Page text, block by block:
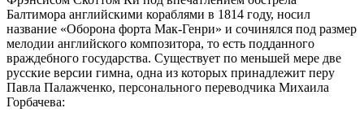
Балтимора английскими кораблями в 1814 году, носил
название «Оборона форта Мак-Генри» и сочинялся под размер
мелодии английского композитора, то есть подданного
враждебного государства. Существует по меньшей мере две
русские версии гимна, одна из которых принадлежит перу
Павла Палажченко, персонального переводчика Михаила
Горбачева: